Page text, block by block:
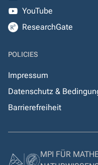
YouTube
ResearchGate
POLICIES
Impressum
Datenschutz &
Barrierefreiheit
MPI FÜR